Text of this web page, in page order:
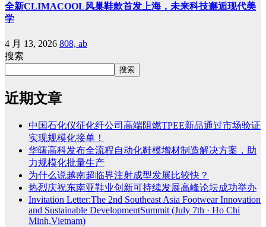
全新CLIMACOOL风巢鞋款首发上海，未来科技邂逅现代美
学
4 月 13, 2026 808, ab
搜索
搜索
近期文章
中国石化仪征化纤公司高端阻燃TPEE新品通过市场验证
实现规模化接单！
华曙高科发布全流程自动化鞋模增材制造解决方案，助
力规模化批量生产
为什么说越南超临界注射成型发展比较快？
热烈庆祝东南亚鞋业创新可持续发展高峰论坛成功举办
Invitation Letter:The 2nd Southeast Asia Footwear Innovation
and Sustainable DevelopmentSummit (July 7th · Ho Chi
Minh,Vietnam)